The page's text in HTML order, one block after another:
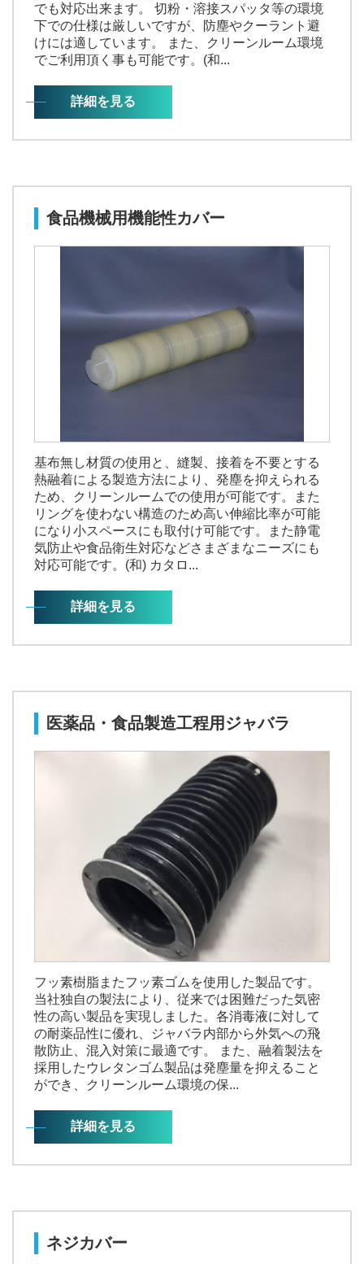
でも対応出来ます。 切粉・溶接スパッタ等の環境
下での仕様は厳しいですが、防塵やクーラント避
けには適しています。 また、クリーンルーム環境
でご利用頂く事も可能です。(和...
詳細を見る
食品機械用機能性カバー
基布無し材質の使用と、縫製、接着を不要とする
熱融着による製造方法により、発塵を抑えられる
ため、クリーンルームでの使用が可能です。また
リングを使わない構造のため高い伸縮比率が可能
になり小スペースにも取付け可能です。また静電
気防止や食品衛生対応などさまざまなニーズにも
対応可能です。(和) カタロ...
詳細を見る
医薬品・食品製造工程用ジャバラ
フッ素樹脂またフッ素ゴムを使用した製品です。
当社独自の製法により、従来では困難だった気密
性の高い製品を実現しました。各消毒液に対して
の耐薬品性に優れ、ジャバラ内部から外気への飛
散防止、混入対策に最適です。 また、融着製法を
採用したウレタンゴム製品は発塵量を抑えること
ができ、クリーンルーム環境の保...
詳細を見る
ネジカバー